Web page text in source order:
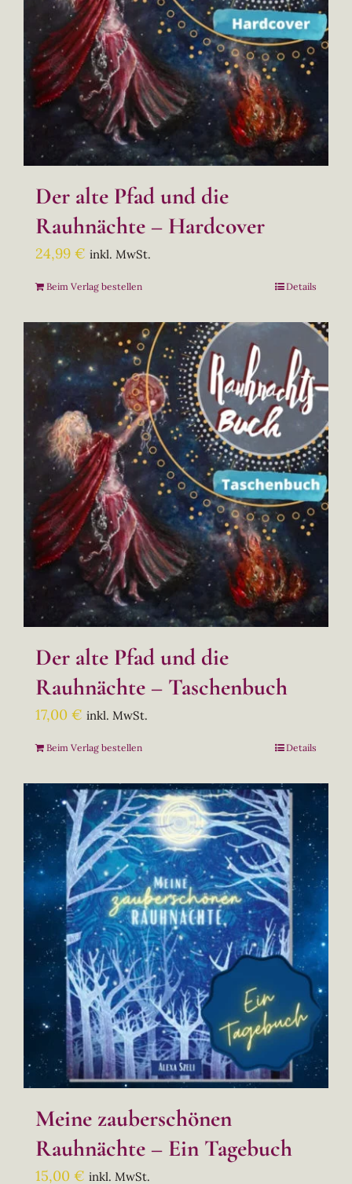
Der alte Pfad und die
Rauhnächte – Hardcover
24,99 € inkl. MwSt.
Beim Verlag bestellen Details
Der alte Pfad und die
Rauhnächte – Taschenbuch
17,00 € inkl. MwSt.
Beim Verlag bestellen Details
Meine zauberschönen
Rauhnächte – Ein Tagebuch
15,00 € inkl. MwSt.